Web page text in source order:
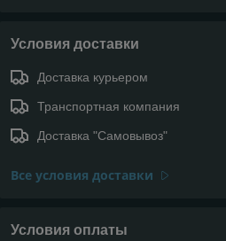
Условия доставки
Доставка курьером
Транспортная компания
Доставка "Самовывоз"
Все условия доставки
Условия оплаты